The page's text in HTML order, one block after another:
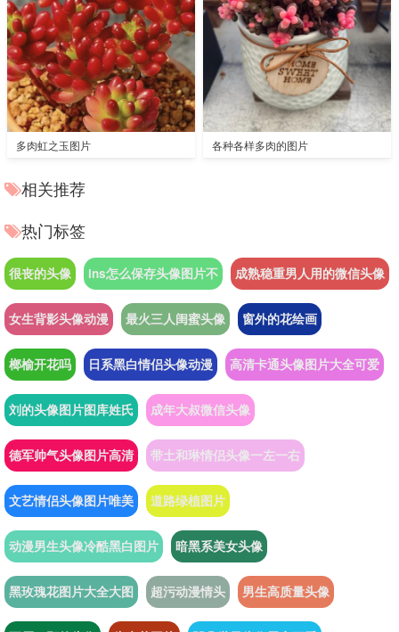
多肉虹之玉图片 各种各样多肉的图片
相关推荐
热门标签
很丧的头像 ins怎么保存头像图片不 成熟稳重男人用的微信头像
女生背影头像动漫 最火三人闺蜜头像 窗外的花绘画
榔榆开花吗 日系黑白情侣头像动漫 高清卡通头像图片大全可爱
刘的头像图片图库姓氏 成年大叔微信头像
德军帅气头像图片高清 带土和琳情侣头像一左一右
文艺情侣头像图片唯美 道路绿植图片
动漫男生头像冷酷黑白图片 暗黑系美女头像
黑玫瑰花图片大全大图 超污动漫情头 男生高质量头像